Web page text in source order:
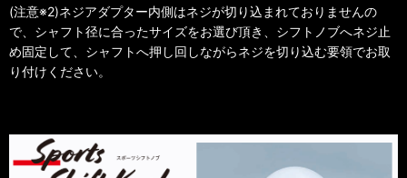
(注意※2)ネジアダプター内側はネジが切り込まれておりませんの
で、シャフト径に合ったサイズをお選び頂き、シフトノブへネジ止
め固定して、シャフトへ押し回しながらネジを切り込む要領でお取
り付けください。